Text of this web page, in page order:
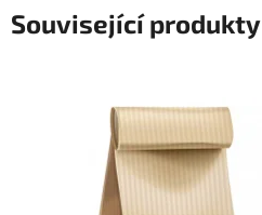
Související produkty